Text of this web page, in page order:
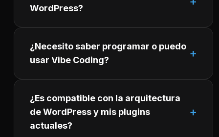
WordPress?
¿Necesito saber programar o puedo
usar Vibe Coding?
¿Es compatible con la arquitectura
de WordPress y mis plugins
actuales?